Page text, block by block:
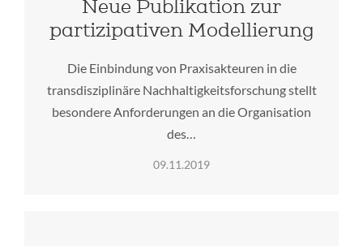
Neue Publikation zur
partizipativen Modellierung
Die Einbindung von Praxisakteuren in die
transdisziplinäre Nachhaltigkeitsforschung stellt
besondere Anforderungen an die Organisation
des…
09.11.2019